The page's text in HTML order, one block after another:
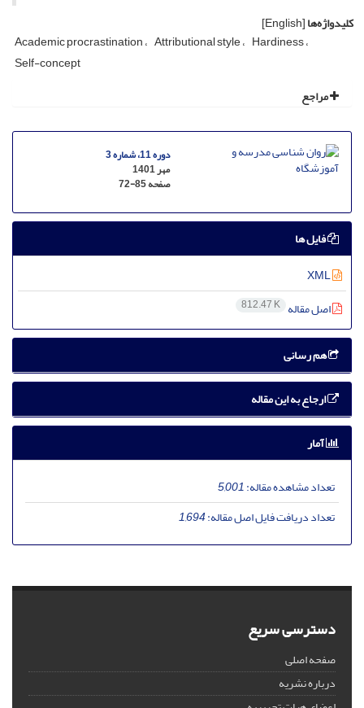
کلیدواژه‌ها[English]
Academic procrastination Attributional style Hardiness
Self-concept
مراجع
دوره 11، شماره 3
مهر 1401
صفحه72-85
فایل ها
اصل مقاله 812.47 K
هم رسانی
ارجاع به این مقاله
آمار
تعداد مشاهده مقاله:5,001
تعداد دریافت فایل اصل مقاله:1,694
دسترسی سریع
صفحه اصلی
درباره نشریه